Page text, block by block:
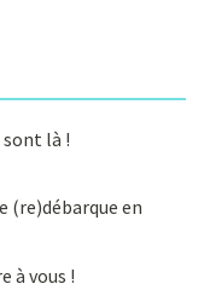
là !
(re)débarque en
à vous !